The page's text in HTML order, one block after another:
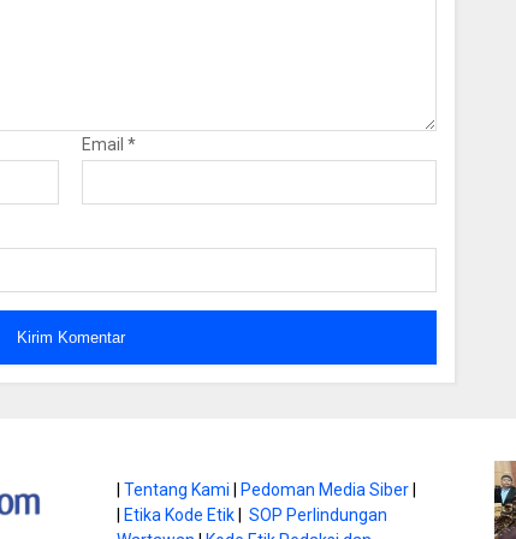
Email *
|Tentang Kami Pedoman Media Siber
Etika Kode Etik |SOP Perlindungan
di Gunung
Ini